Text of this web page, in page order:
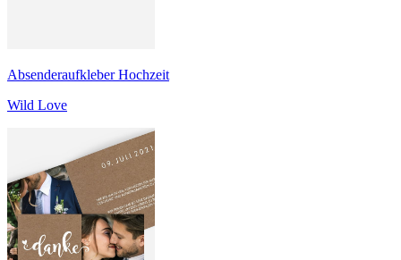
Absenderaufkleber Hochzeit
Wild Love